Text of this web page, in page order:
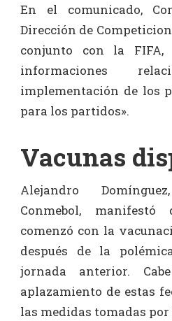
En el comunicado,
Dirección de
conjunto con la FIFA,
informaciones
implementación de los
para los partidos».
Vacunas
Alejandro
Conmebol,
comenzó con la
después de la
jornada anterior.
aplazamiento de estas
las medidas tomadas por